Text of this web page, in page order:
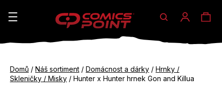
Hledat
Domů / Náš sortiment / Domácnost a dárky / Hrnky /
Skleničky / Misky / Hunter x Hunter hrnek Gon and Killua
K
do
do